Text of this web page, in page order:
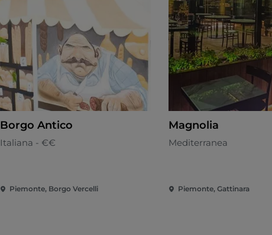
Borgo Antico
Italiana - €€
Piemonte, Borgo Vercelli
Magnolia
Mediterranea
Piemonte, Gattinara